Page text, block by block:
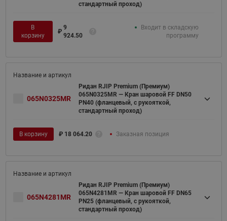
стандартный проход)
В
корзину
₽
9
924.50
Входит в складскую
программу
065N0325MR
Ридан RJIP Premium (Премиум)
065N0325MR — Кран шаровой FF DN50
PN40 (фланцевый, с рукояткой,
стандартный проход)
В корзину ₽ 18 064.20 Заказная позиция
065N4281MR
Ридан RJIP Premium (Премиум)
065N4281MR — Кран шаровой FF DN65
PN25 (фланцевый, с рукояткой,
стандартный проход)